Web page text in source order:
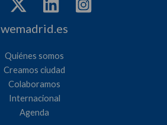
wemadrid.es
Quiénes somos
Creamos ciudad
Colaboramos
Internacional
Agenda